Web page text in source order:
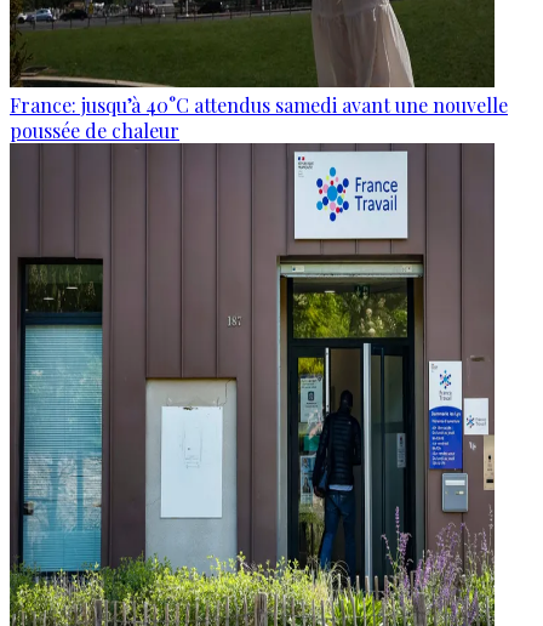
France: jusqu’à 40°C attendus samedi avant une nouvelle
poussée de chaleur